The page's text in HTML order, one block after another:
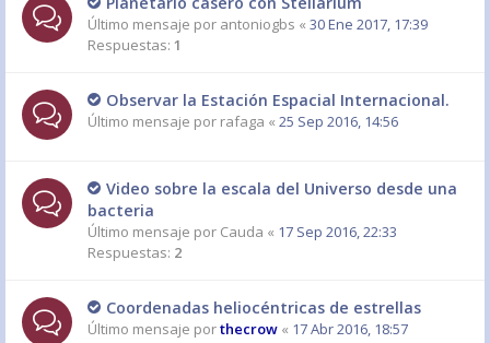
Último mensaje por antoniogbs « 30 Ene 2017, 17:39
Respuestas: 1
Observar la Estación Espacial Internacional.
Último mensaje por rafaga « 25 Sep 2016, 14:56
Video sobre la escala del Universo desde una
bacteria
Último mensaje por Cauda « 17 Sep 2016, 22:33
Respuestas: 2
Coordenadas heliocéntricas de estrellas
Último mensaje porthecrow « 17 Abr 2016, 18:57